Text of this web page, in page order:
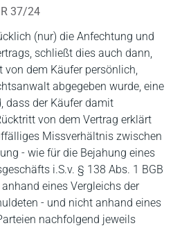
37/24
(nur) die Anfechtung und
schließt dies auch dann,
dem Käufer persönlich,
abgegeben wurde, eine
dass der Käufer damit
von dem Vertrag erklärt
Missverhältnis zwischen
- wie für die Bejahung eines
i.S.v. § 138 Abs. 1 BGB
eines Vergleichs der
- und nicht anhand eines
nachfolgend jeweils